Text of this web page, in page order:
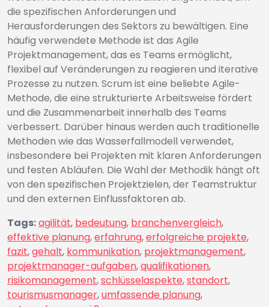
die spezifischen Anforderungen und
Herausforderungen des Sektors zu bewältigen. Eine
häufig verwendete Methode ist das Agile
Projektmanagement, das es Teams ermöglicht,
flexibel auf Veränderungen zu reagieren und iterative
Prozesse zu nutzen. Scrum ist eine beliebte Agile-
Methode, die eine strukturierte Arbeitsweise fördert
und die Zusammenarbeit innerhalb des Teams
verbessert. Darüber hinaus werden auch traditionelle
Methoden wie das Wasserfallmodell verwendet,
insbesondere bei Projekten mit klaren Anforderungen
und festen Abläufen. Die Wahl der Methodik hängt oft
von den spezifischen Projektzielen, der Teamstruktur
und den externen Einflussfaktoren ab.
Tags:agilität, bedeutung, branchenvergleich,
effektive planung,erfahrung,erfolgreiche projekte,
fazit,gehalt, kommunikation, projektmanagement,
projektmanager-aufgaben,qualifikationen,
risikomanagement,schlüsselaspekte,standort,
tourismusmanager,umfassende planung,